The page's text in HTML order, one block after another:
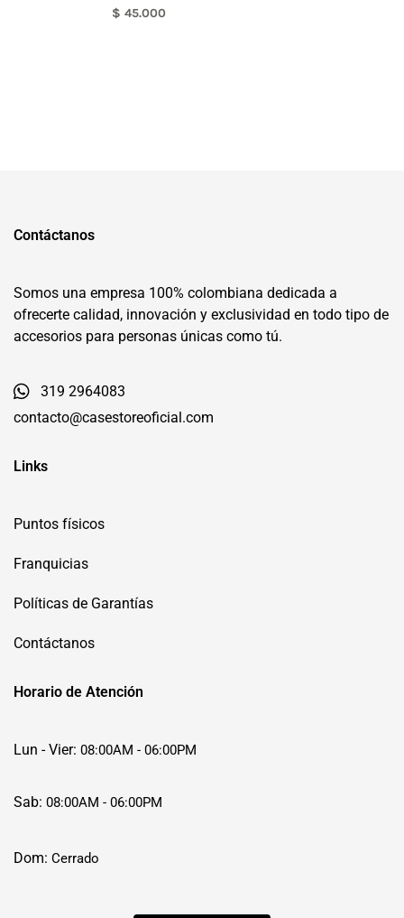
$ 45.000
Contáctanos
Somos una empresa 100% colombiana dedicada a
ofrecerte calidad, innovación y exclusividad en todo tipo de
accesorios para personas únicas como tú.
319 2964083
contacto@casestoreoficial.com
Links
Puntos físicos
Franquicias
Políticas de Garantías
Contáctanos
Horario de Atención
Lun - Vier: 08:00AM - 06:00PM
Sab: 08:00AM - 06:00PM
Dom: Cerrado